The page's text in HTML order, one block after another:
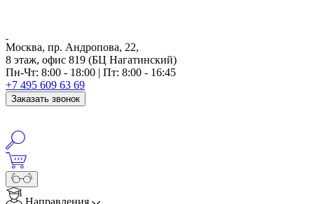
Москва, пр. Андропова, 22,
8 этаж, офис 819 (БЦ Нагатинский)
Пн-Чт: 8:00 - 18:00 | Пт: 8:00 - 16:45
+7 495 609 63 69
Заказать звонок
Направления